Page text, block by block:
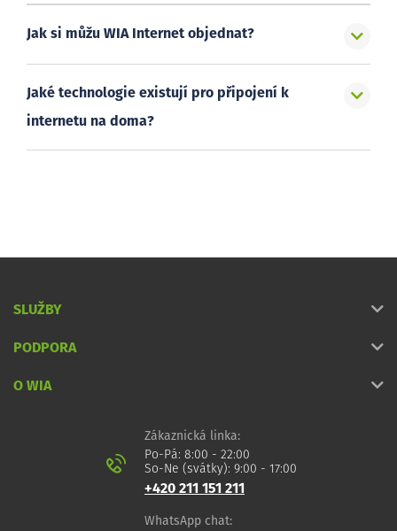
Jak si můžu WIA Internet objednat?
Jaké technologie existují pro připojení k
internetu na doma?
SLUŽBY
PODPORA
O WIA
Zákaznická linka:
Po-Pá: 8:00 - 22:00
So-Ne (svátky): 9:00 - 17:00
+420 211 151 211
WhatsApp chat: